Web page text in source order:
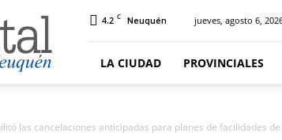
4.2 C Neuquén jueves, agosto 6,
LA CIUDAD PROVINCIALES
las cancelaciones anticipadas para planes de facilidades